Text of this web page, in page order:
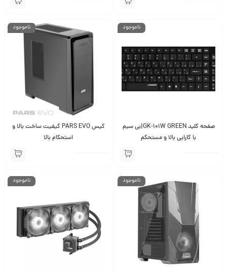
ناموجود
صفحه كليد GK-101W GREEN|بی سیم
با کارایی بالا و مستحکم
ناموجود
کیس PARS EVO کیفیت ساخت بالا و
استحکام بالا
ناموجود ناموجود